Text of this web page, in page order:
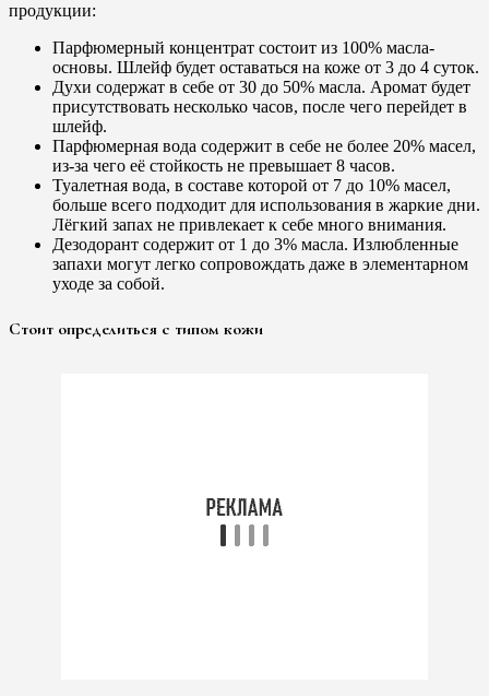
продукции:
Парфюмерный концентрат состоит из 100% масла-
основы. Шлейф будет оставаться на коже от 3 до 4 суток.
Духи содержат в себе от 30 до 50% масла. Аромат будет
присутствовать несколько часов, после чего перейдет в
шлейф.
Парфюмерная вода содержит в себе не более 20% масел,
из-за чего её стойкость не превышает 8 часов.
Туалетная вода, в составе которой от 7 до 10% масел,
больше всего подходит для использования в жаркие дни.
Лёгкий запах не привлекает к себе много внимания.
Дезодорант содержит от 1 до 3% масла. Излюбленные
запахи могут легко сопровождать даже в элементарном
уходе за собой.
Стоит определиться с типом кожи